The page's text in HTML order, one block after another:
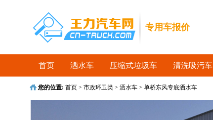
专用车报价
收藏首页
首页 洒水车 压缩式垃圾车 清洗吸污车
您的位置: 首页> 市政环卫类> 洒水车> 单桥东风专底洒水车